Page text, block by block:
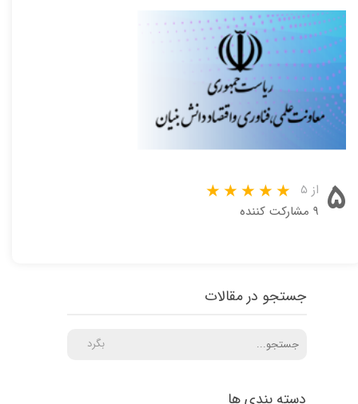
۵ از ۵
۹ مشارکت کننده
دسته بندی ها
جستجو در مقالات
بگرد